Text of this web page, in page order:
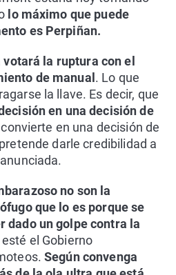
lo máximo que puede
es Perpiñan.
la ruptura con el
de manual . Lo que
la llave. Es decir, que
en una decisión de
en una decisión de
darle credibilidad a
no son la
que lo es porque se
dado un golpe contra la
el Gobierno
Según convenga